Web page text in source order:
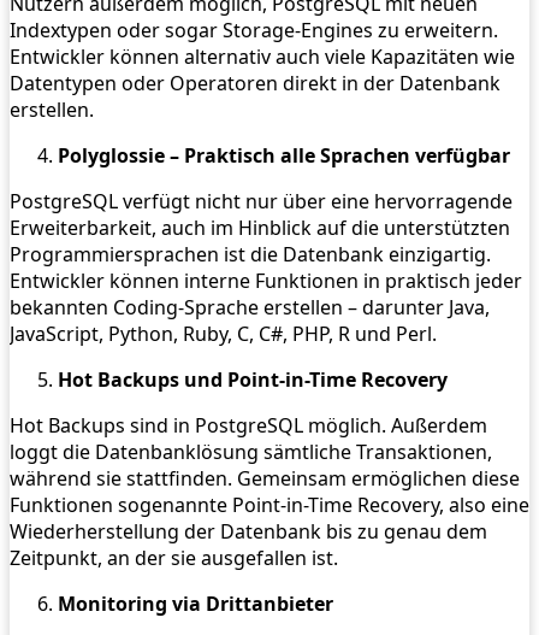
Indextypen oder sogar Storage-Engines zu erweitern.
Entwickler können alternativ auch viele Kapazitäten wie
Datentypen oder Operatoren direkt in der Datenbank
erstellen.
Polyglossie – Praktisch alle Sprachen verfügbar
PostgreSQL verfügt nicht nur über eine hervorragende
Erweiterbarkeit, auch im Hinblick auf die unterstützten
Programmiersprachen ist die Datenbank einzigartig.
Entwickler können interne Funktionen in praktisch jeder
bekannten Coding-Sprache erstellen – darunter Java,
JavaScript, Python, Ruby, C, C#, PHP, R und Perl.
Hot Backups und Point-in-Time Recovery
Hot Backups sind in PostgreSQL möglich. Außerdem
loggt die Datenbanklösung sämtliche Transaktionen,
während sie stattfinden. Gemeinsam ermöglichen diese
Funktionen sogenannte Point-in-Time Recovery, also eine
Wiederherstellung der Datenbank bis zu genau dem
Zeitpunkt, an der sie ausgefallen ist.
Monitoring via Drittanbieter